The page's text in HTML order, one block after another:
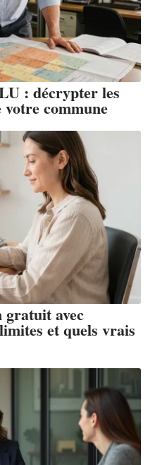
: décrypter les
votre commune
avec
et quels vrais